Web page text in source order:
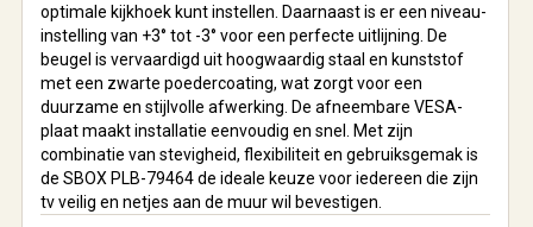
optimale kijkhoek kunt instellen. Daarnaast is er een niveau-
instelling van +3° tot -3° voor een perfecte uitlijning. De
beugel is vervaardigd uit hoogwaardig staal en kunststof
met een zwarte poedercoating, wat zorgt voor een
duurzame en stijlvolle afwerking. De afneembare VESA-
plaat maakt installatie eenvoudig en snel. Met zijn
combinatie van stevigheid, flexibiliteit en gebruiksgemak is
de SBOX PLB-79464 de ideale keuze voor iedereen die zijn
tv veilig en netjes aan de muur wil bevestigen.